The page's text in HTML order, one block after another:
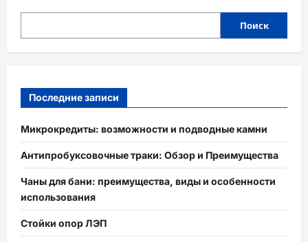
Поиск
Последние записи
Микрокредиты: возможности и подводные камни
Антипробуксовочные траки: Обзор и Преимущества
Чаны для бани: преимущества, виды и особенности
использования
Стойки опор ЛЭП